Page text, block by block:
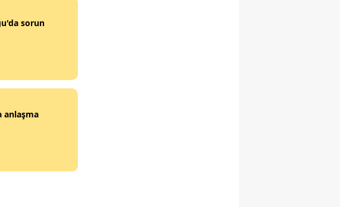
sorun
anlaşma